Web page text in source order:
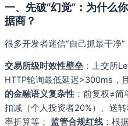
一、先破“幻觉”：为什么
据商？
很多开发者迷信“自己抓最干净”
交易所级时效性壁垒 ：上交所
HTTP轮询最低延迟>300ms，
的金融语义复杂性 ：前复权≠
扣减（个人投资者20%）、送
率折算等； 监管合规红线 ：根